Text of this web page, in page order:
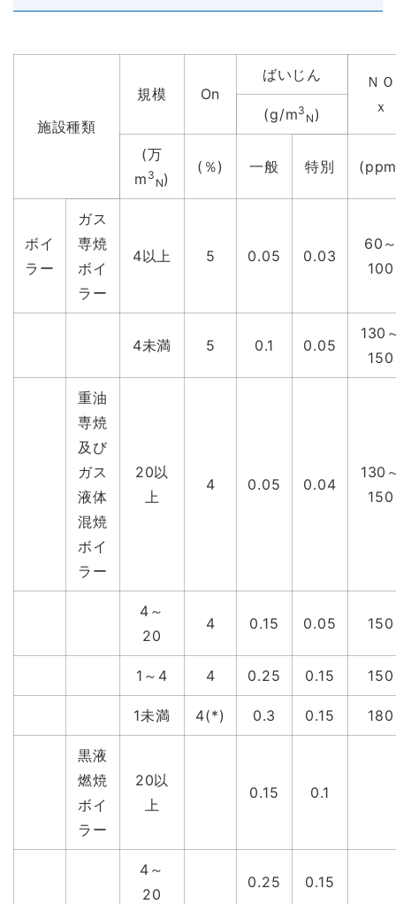
施設種類
規模 On
ばいじん
ＮＯ
ｘ
(g/m3
N )
(万
m 3
N)
(％) 一般 特別
ボイ
ラー
ガス
専焼
ボイ
ラー
4以上 5 0.05 0.03
60
100
4未満 5 0.1 0.05
130
150
重油
専焼
及び
ガス
液体
混焼
ボイ
ラー
20以
上
4 0.05 0.04
130
150
4～
20
4 0.15 0.05 150
1～4 4 0.25 0.15 150
1未満 4(*) 0.3 0.15 180
黒液
燃焼
ボイ
ラー
20以
上
0.15 0.1
4～
20
0.25 0.15